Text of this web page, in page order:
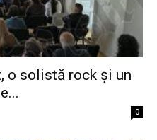
o solistă rock și un
0